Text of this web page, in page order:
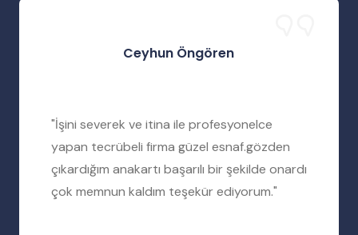
Ceyhun Öngören
"İşini severek ve itina ile profesyonelce
yapan tecrübeli firma güzel esnaf.gözden
çıkardığım anakartı başarılı bir şekilde onardı
çok memnun kaldım teşekür ediyorum."